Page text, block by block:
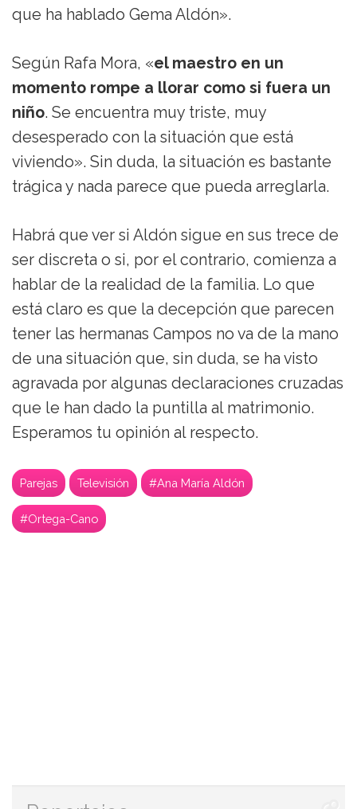
que ha hablado Gema Aldón».
Según Rafa Mora, «el maestro en un
momento rompe a llorar como si fuera un
niño. Se encuentra muy triste, muy
desesperado con la situación que está
viviendo». Sin duda, la situación es bastante
trágica y nada parece que pueda arreglarla.
Habrá que ver si Aldón sigue en sus trece de
ser discreta o si, por el contrario, comienza a
hablar de la realidad de la familia. Lo que
está claro es que la decepción que parecen
tener las hermanas Campos no va de la mano
de una situación que, sin duda, se ha visto
agravada por algunas declaraciones cruzadas
que le han dado la puntilla al matrimonio.
Esperamos tu opinión al respecto.
Parejas Televisión #Ana María Aldón
#Ortega-Cano